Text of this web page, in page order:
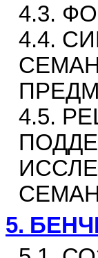
4.3.
4.4.
4.5.
5.